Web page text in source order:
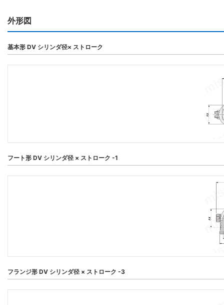
外形図
基本形 DV シリンダ径× ストローク
フート形 DV シリンダ径 × ストローク -1
フランジ形 DV シリンダ径 × ストローク -3